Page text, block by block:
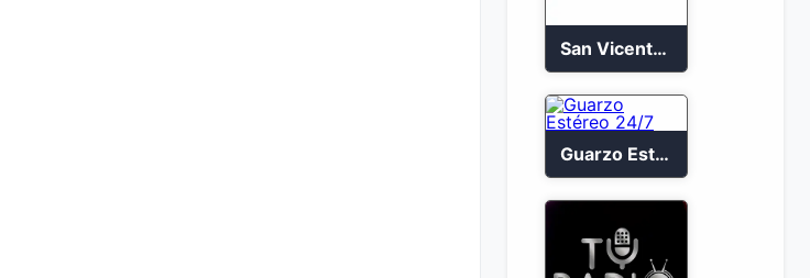
San Vicente de Chucuri 91.2 FM
Guarzo Estéreo 24/7